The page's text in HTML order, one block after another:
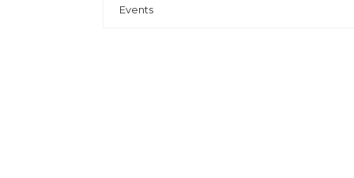
Events